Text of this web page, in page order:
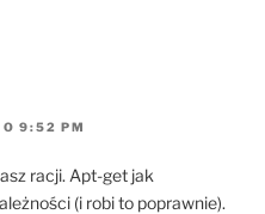
9:52 PM
racji. Apt-get jak
(i robi to poprawnie).